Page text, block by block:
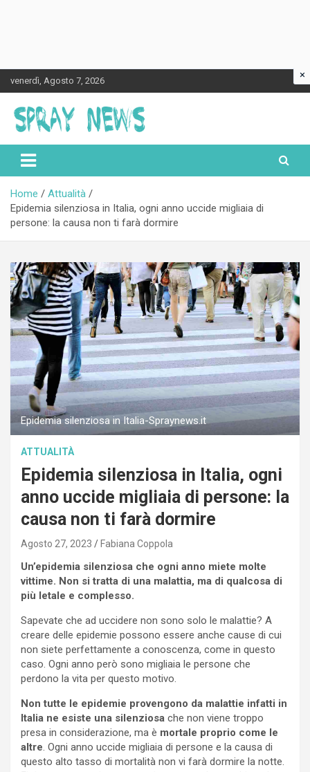
to
content
venerdì, Agosto 7, 2026
Spraynews.it
Home
Attualità
Epidemia silenziosa in Italia, ogni anno uccide migliaia di
persone: la causa non ti farà dormire
Epidemia silenziosa in Italia-Spraynews.it
ATTUALITÀ
Epidemia silenziosa in Italia, ogni
anno uccide migliaia di persone: la
causa non ti farà dormire
Agosto 27, 2023 Fabiana Coppola
Un’epidemia silenziosa che ogni anno miete molte
vittime. Non si tratta di una malattia, ma di qualcosa di
più letale e complesso.
Sapevate che ad uccidere non sono solo le malattie? A
creare delle epidemie possono essere anche cause di cui
non siete perfettamente a conoscenza, come in questo
caso. Ogni anno però sono migliaia le persone che
perdono la vita per questo motivo.
Non tutte le epidemie provengono da malattie infatti in
Italia ne esiste una silenziosa che non viene troppo
presa in considerazione, ma è mortale proprio come le
altre. Ogni anno uccide migliaia di persone e la causa di
questo alto tasso di mortalità non vi farà dormire la notte.
×